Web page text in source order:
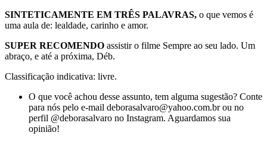
SINTETICAMENTE EM TRÊS PALAVRAS, o que vemos é
uma aula de: lealdade, carinho e amor.
SUPER RECOMENDO assistir o filme Sempre ao seu lado. Um
abraço, e até a próxima, Déb.
Classificação indicativa: livre.
O que você achou desse assunto, tem alguma sugestão? Conte
para nós pelo e-mail deborasalvaro@yahoo.com.br ou no
perfil @deborasalvaro no Instagram. Aguardamos sua
opinião!